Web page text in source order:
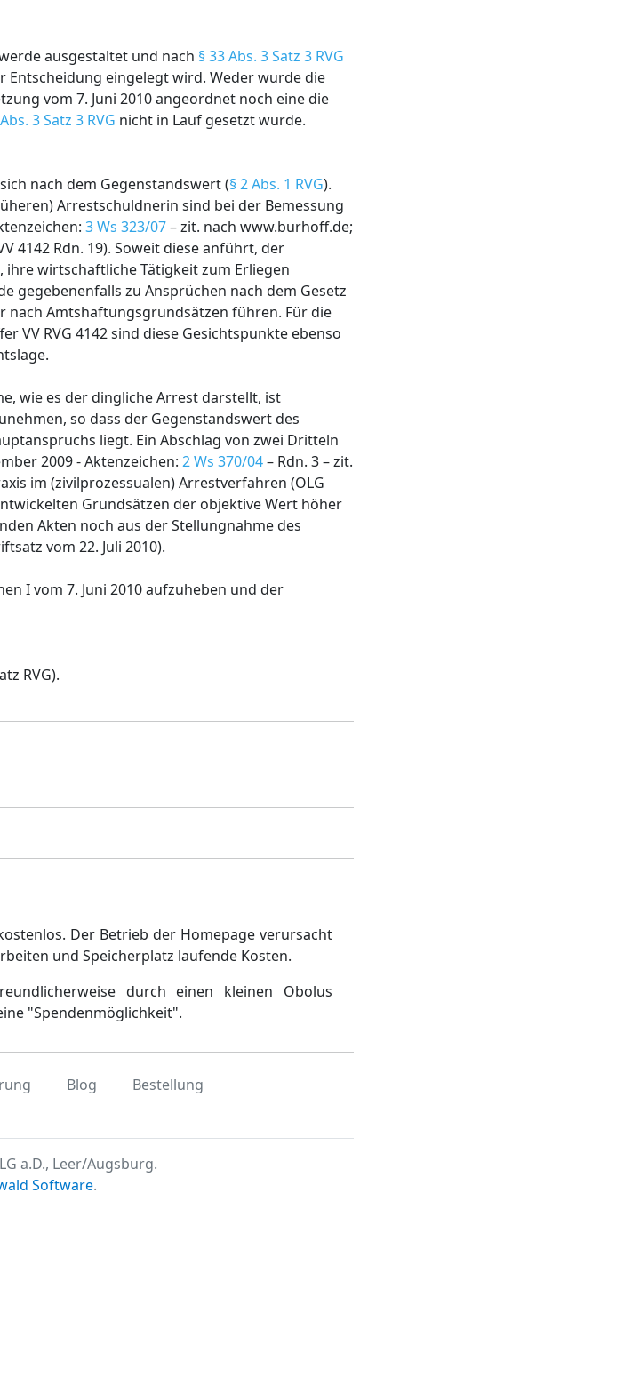
ausgestaltet und nach § 33 Abs. 3 Satz 3 RVG
Entscheidung eingelegt wird. Weder wurde die
vom 7. Juni 2010 angeordnet noch eine die
3 Satz 3 RVG nicht in Lauf gesetzt wurde.
nach dem Gegenstandswert (§ 2 Abs. 1 RVG).
Arrestschuldnerin sind bei der Bemessung
3 Ws 323/07– zit. nach www.burhoff.de;
4142 Rdn. 19). Soweit diese anführt, der
wirtschaftliche Tätigkeit zum Erliegen
gegebenenfalls zu Ansprüchen nach dem Gesetz
nach Amtshaftungsgrundsätzen führen. Für die
VV RVG 4142 sind diese Gesichtspunkte ebenso
wie es der dingliche Arrest darstellt, ist
so dass der Gegenstandswert des
liegt. Ein Abschlag von zwei Dritteln
2009 - Aktenzeichen: 2 Ws 370/04– Rdn. 3 – zit.
im (zivilprozessualen) Arrestverfahren (OLG
Grundsätzen der objektive Wert höher
Akten noch aus der Stellungnahme des
vom 22. Juli 2010).
I vom 7. Juni 2010 aufzuheben und der
RVG).
Der Betrieb der Homepage verursacht
und Speicherplatz laufende Kosten.
durch einen kleinen Obolus
"Spendenmöglichkeit".
Blog Bestellung
a.D., Leer/Augsburg.
Software.